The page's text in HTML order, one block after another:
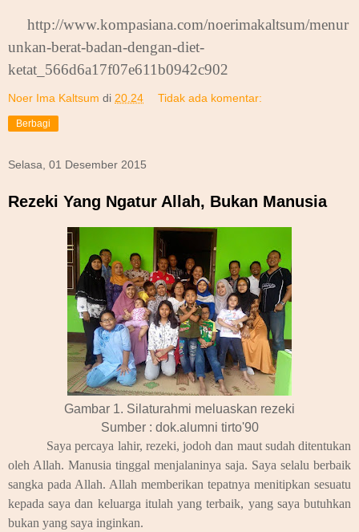
http://www.kompasiana.com/noerimakaltsum/menur
unkan-berat-badan-dengan-diet-
ketat_566d6a17f07e611b0942c902
Noer Ima Kaltsum di 20.24 Tidak ada komentar:
Berbagi
Selasa, 01 Desember 2015
Rezeki Yang Ngatur Allah, Bukan Manusia
Gambar 1. Silaturahmi meluaskan rezeki
Sumber : dok.alumni tirto'90
Saya percaya lahir, rezeki, jodoh dan maut sudah ditentukan
oleh Allah. Manusia tinggal menjalaninya saja. Saya selalu berbaik
sangka pada Allah. Allah memberikan tepatnya menitipkan sesuatu
kepada saya dan keluarga itulah yang terbaik, yang saya butuhkan
bukan yang saya inginkan.